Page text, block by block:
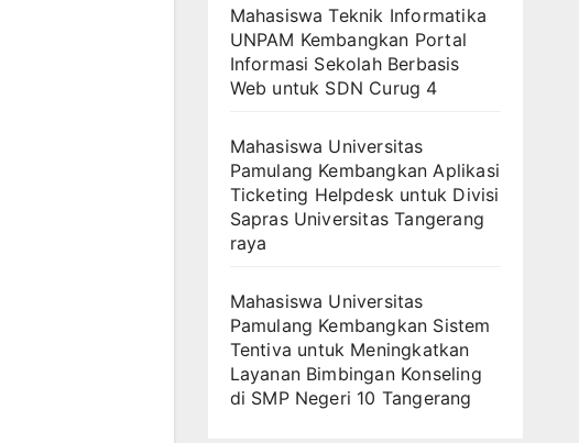
Mahasiswa Teknik Informatika
UNPAM Kembangkan Portal
Informasi Sekolah Berbasis
Web untuk SDN Curug 4
Mahasiswa Universitas
Pamulang Kembangkan Aplikasi
Ticketing Helpdesk untuk Divisi
Sapras Universitas Tangerang
raya
Mahasiswa Universitas
Pamulang Kembangkan Sistem
Tentiva untuk Meningkatkan
Layanan Bimbingan Konseling
di SMP Negeri 10 Tangerang